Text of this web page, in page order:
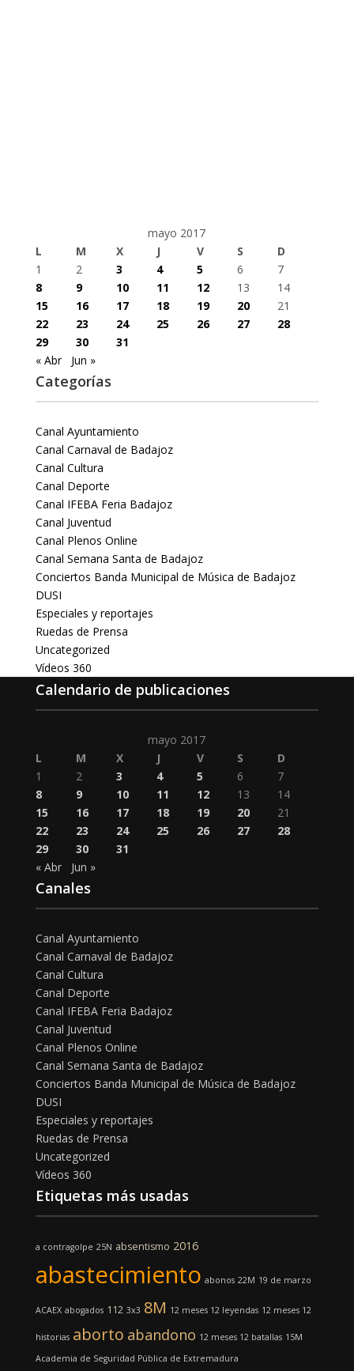
mayo 2017
L
M X J V S
D
1
2 3 4 5 6
7
8
9 10 11 12 13
14
15
16 17 18 19 20
21
22
23 24 25 26 27
28
29
30
31
« Abr
Jun »
Categorías
Canal Ayuntamiento
Canal Carnaval de Badajoz
Canal Cultura
Canal Deporte
Canal IFEBA Feria Badajoz
Canal Juventud
Canal Plenos Online
Canal Semana Santa de Badajoz
Conciertos Banda Municipal de Música de Badajoz
DUSI
Especiales y reportajes
Ruedas de Prensa
Uncategorized
Vídeos 360
Calendario de publicaciones
mayo 2017
L
M X J V S
D
1
2 3 4 5 6
7
8
9 10 11 12 13
14
15
16 17 18 19 20
21
22
23 24 25 26 27
28
29
30
31
« Abr
Jun »
Canales
Canal Ayuntamiento
Canal Carnaval de Badajoz
Canal Cultura
Canal Deporte
Canal IFEBA Feria Badajoz
Canal Juventud
Canal Plenos Online
Canal Semana Santa de Badajoz
Conciertos Banda Municipal de Música de Badajoz
DUSI
Especiales y reportajes
Ruedas de Prensa
Uncategorized
Vídeos 360
Etiquetas más usadas
a contragolpe 25N absentismo 2016
abastecimiento abonos 22M 19 de marzo
ACAEX abogados 112 3x3 8M 12 meses 12 leyendas 12 meses 12
historias aborto abandono 12 meses 12 batallas 15M
Academia de Seguridad Pública de Extremadura